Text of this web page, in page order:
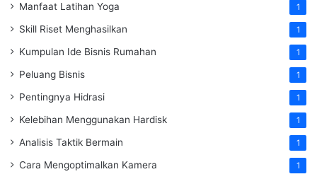
Manfaat Latihan Yoga 1
Skill Riset Menghasilkan 1
Kumpulan Ide Bisnis Rumahan 1
Peluang Bisnis 1
Pentingnya Hidrasi 1
Kelebihan Menggunakan Hardisk 1
Analisis Taktik Bermain 1
Cara Mengoptimalkan Kamera 1